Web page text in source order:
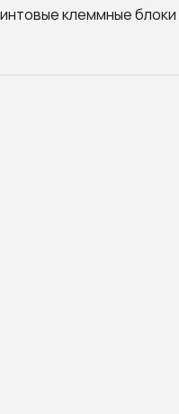
клеммные блоки